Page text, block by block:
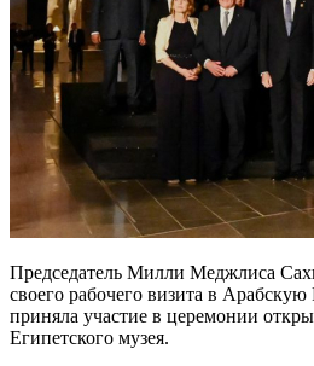
Председатель Милли Меджлиса
своего рабочего визита в
приняла участие в церемонии
Египетского музея.